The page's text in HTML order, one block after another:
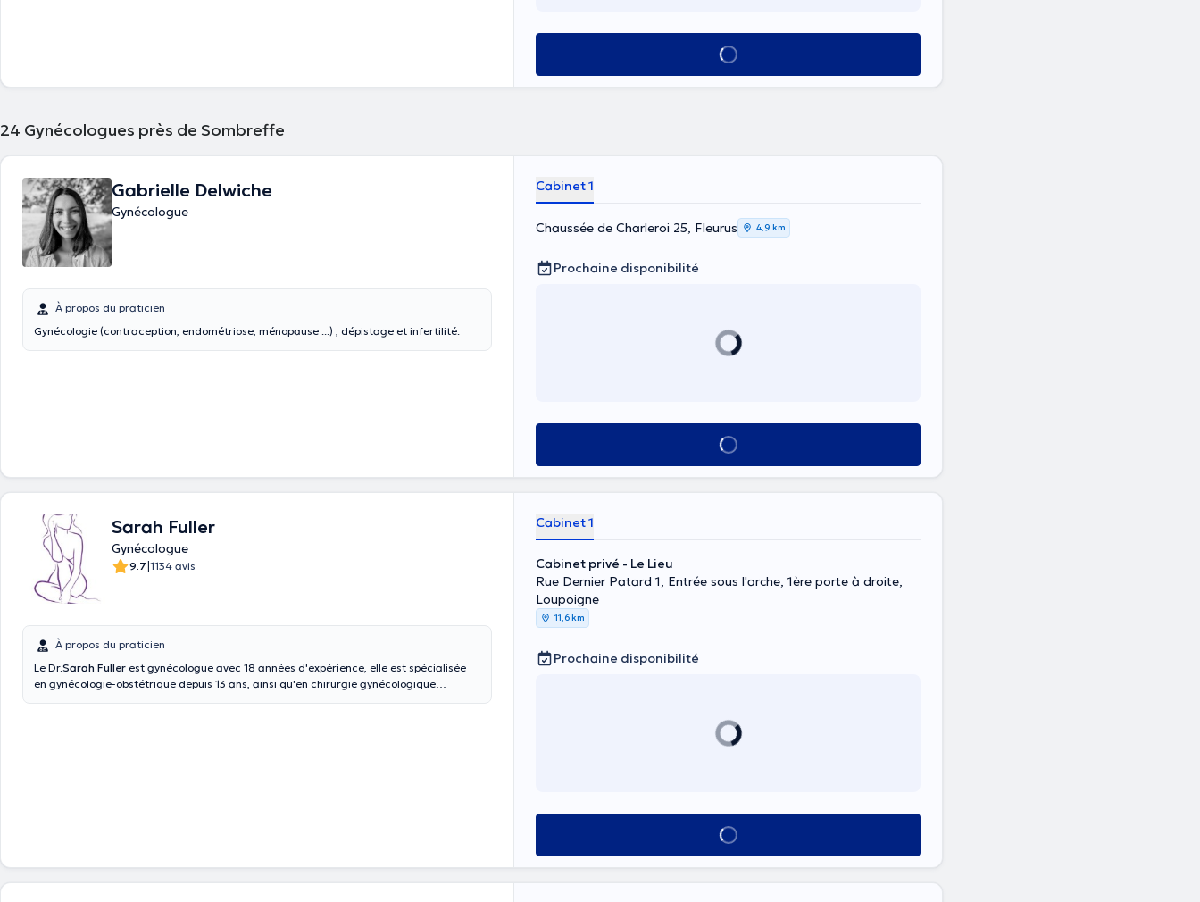
Voir tout
24 Gynécologues près de Sombreffe
Gabrielle Delwiche
Gynécologue
À propos du praticien
Gynécologie (contraception, endométriose, ménopause ...) , dépistage et infertilité.
Cabinet 1
Chaussée de Charleroi 25, Fleurus 4,9 km
Prochaine disponibilité
Voir tout
Sarah Fuller
Gynécologue
9.7|1134 avis
À propos du praticien
Le Dr.Sarah Fuller est gynécologue avec 18 années d'expérience, elle est spécialisée
en gynécologie-obstétrique depuis 13 ans, ainsi qu'en chirurgie gynécologique
Cabinet 1
Cabinet privé - Le Lieu
Rue Dernier Patard 1, Entrée sous l'arche, 1ère porte à droite,
Loupoigne
11,6 km
Prochaine disponibilité
Voir tout